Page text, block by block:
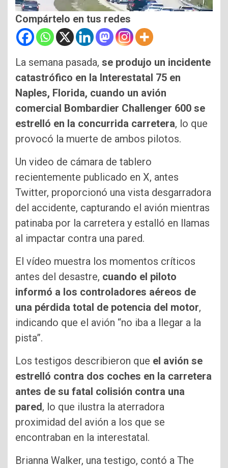
Compártelo en tus redes
La semana pasada, se produjo un incidente
catastrófico en la Interestatal 75 en
Naples, Florida, cuando un avión
comercial Bombardier Challenger 600 se
estrelló en la concurrida carretera, lo que
provocó la muerte de ambos pilotos.
Un video de cámara de tablero
recientemente publicado en X, antes
Twitter, proporcionó una vista desgarradora
del accidente, capturando el avión mientras
patinaba por la carretera y estalló en llamas
al impactar contra una pared.
El vídeo muestra los momentos críticos
antes del desastre, cuando el piloto
informó a los controladores aéreos de
una pérdida total de potencia del motor,
indicando que el avión “no iba a llegar a la
pista”.
Los testigos describieron que el avión se
estrelló contra dos coches en la carretera
antes de su fatal colisión contra una
pared, lo que ilustra la aterradora
proximidad del avión a los que se
encontraban en la interestatal.
Brianna Walker, una testigo, contó a The